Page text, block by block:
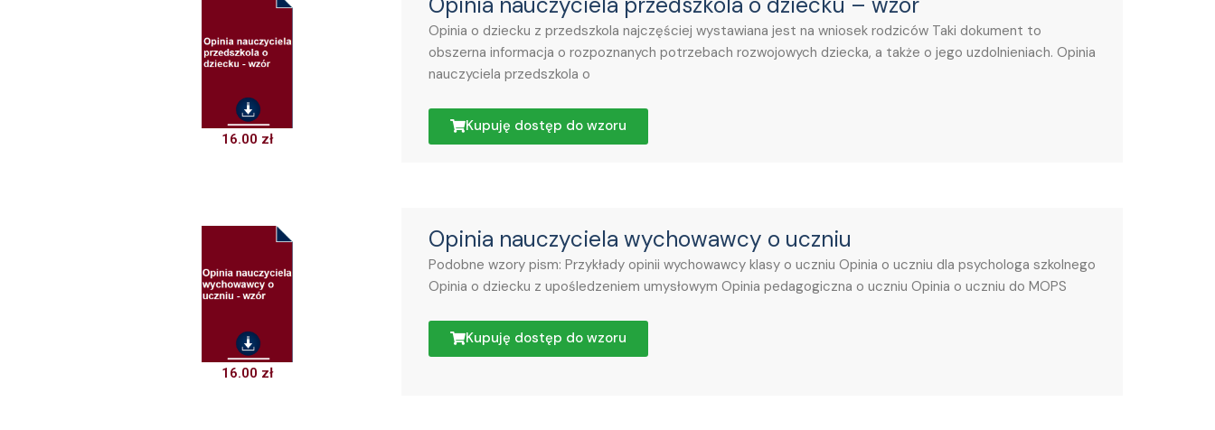
16.00 zł
Opinia o dziecku z przedszkola najczęściej wystawiana jest na wniosek rodziców Taki dokument to
obszerna informacja o rozpoznanych potrzebach rozwojowych dziecka, a także o jego uzdolnieniach. Opinia
nauczyciela przedszkola o
Kupuję dostęp do wzoru
16.00 zł
Opinia nauczyciela wychowawcy o uczniu
Podobne wzory pism: Przykłady opinii wychowawcy klasy o uczniu Opinia o uczniu dla psychologa szkolnego
Opinia o dziecku z upośledzeniem umysłowym Opinia pedagogiczna o uczniu Opinia o uczniu do MOPS
Kupuję dostęp do wzoru